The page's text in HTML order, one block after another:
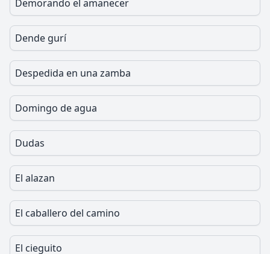
Demorando el amanecer
Dende gurí
Despedida en una zamba
Domingo de agua
Dudas
El alazan
El caballero del camino
El cieguito